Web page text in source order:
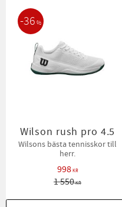
Wilson rush pro 4.5
Wilsons bästa tennisskor till
herr.
998KR
1 550KR
36 %